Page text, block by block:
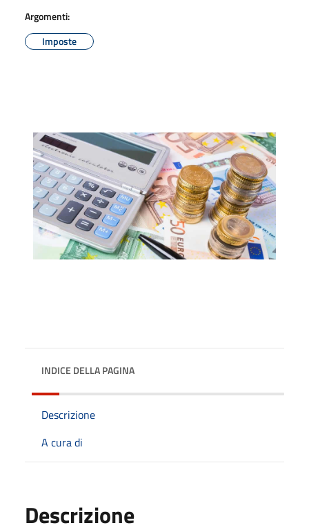
Argomenti:
Imposte
INDICE DELLA PAGINA
Descrizione
A cura di
Descrizione